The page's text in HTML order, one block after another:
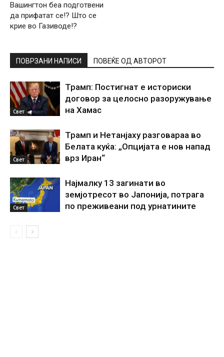
Вашингтон беа подготвени
да прифатат се!? Што се
крие во Газиводе!?
ПОВРЗАНИ НАПИСИ ПОВЕЌЕ ОД АВТОРОТ
Свет
Трамп: Постигнат е историски
договор за целосно разоружување
на Хамас
Свет
Трамп и Нетанјаху разговараа во
Белата куќа: „Опцијата е нов напад
врз Иран“
Свет
Најмалку 13 загинати во
земјотресот во Јапонија, потрага
по преживеани под урнатините